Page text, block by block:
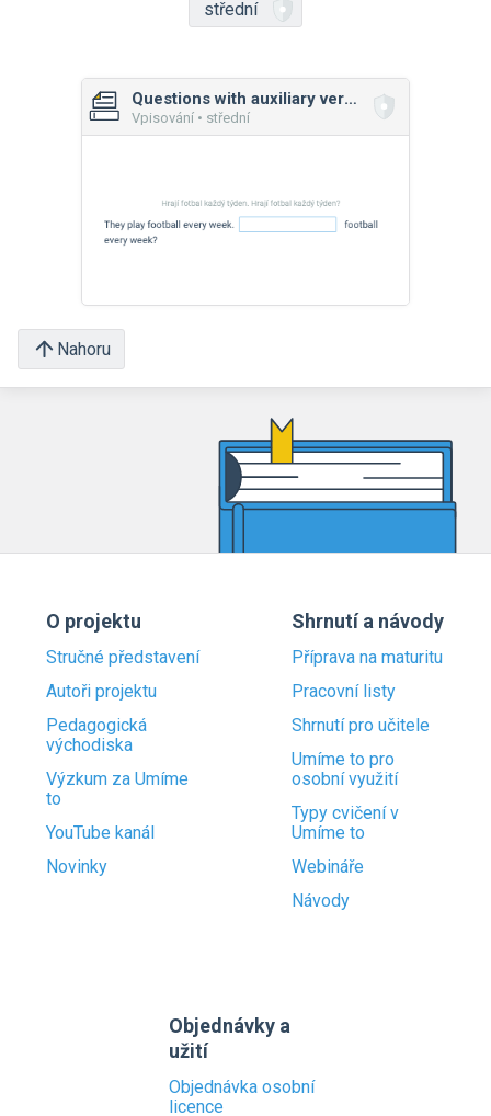
střední
Questions with auxiliary verbs
Vpisování • střední
Nahoru
O projektu
Stručné představení
Autoři projektu
Pedagogická
východiska
Výzkum za Umíme
to
YouTube kanál
Novinky
Shrnutí a návody
Příprava na maturitu
Pracovní listy
Shrnutí pro učitele
Umíme to pro
osobní využití
Typy cvičení v
Umíme to
Webináře
Návody
Objednávky a
užití
Objednávka osobní
licence